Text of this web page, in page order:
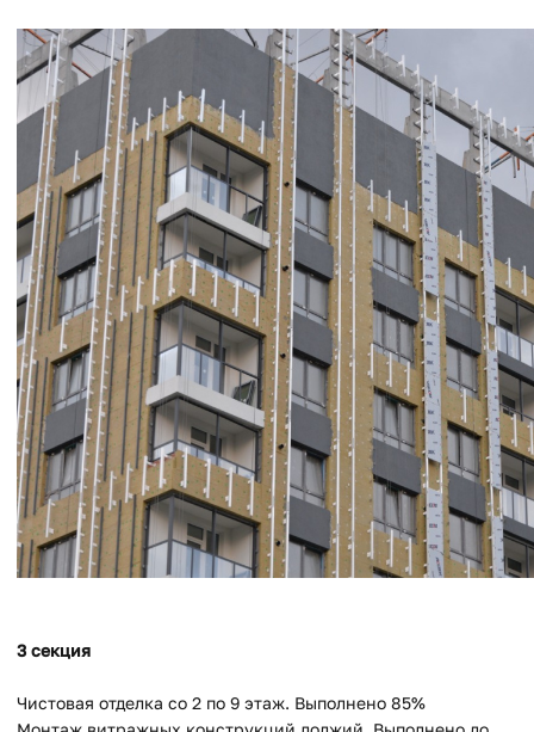
3 секция
Чистовая отделка со 2 по 9 этаж. Выполнено 85%